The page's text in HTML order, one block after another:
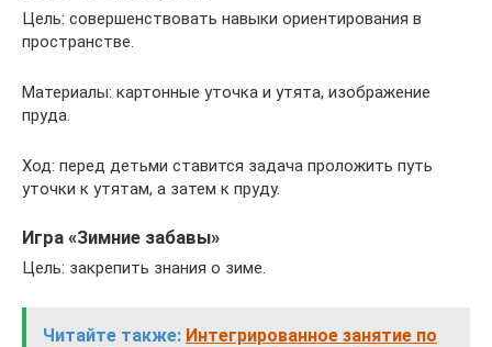
Цель: совершенствовать навыки ориентирования в
пространстве.
Материалы: картонные уточка и утята, изображение
пруда.
Ход: перед детьми ставится задача проложить путь
уточки к утятам, а затем к пруду.
Игра «Зимние забавы»
Цель: закрепить знания о зиме.
Читайте также: Интегрированное занятие по